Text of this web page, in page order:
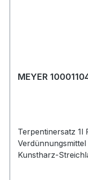
Terpentinersatz 1l
Kunstharz-